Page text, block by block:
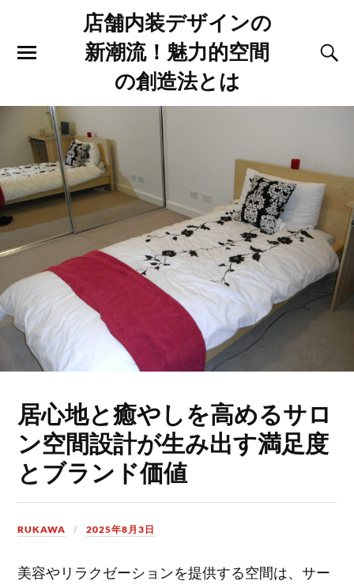
店舗内装デザインの
新潮流！魅力的空間
の創造法とは
居心地と癒やしを高めるサロ
ン空間設計が生み出す満足度
とブランド価値
RUKAWA 2025年8月3日
美容やリラクゼーションを提供する空間は、サー